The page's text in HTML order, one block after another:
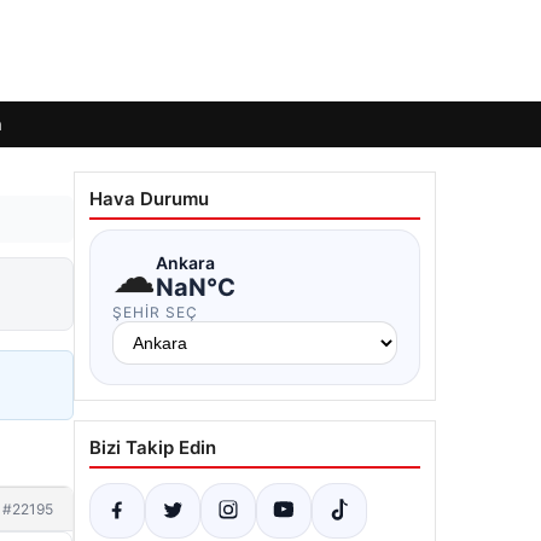
#22195
Hava Durumu
☁Ankara
NaN°C
ŞEHIR SEÇ
Bizi Takip Edin